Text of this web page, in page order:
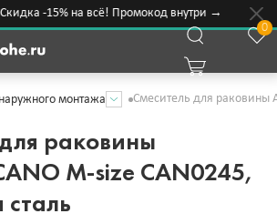
Скидка -15% на всё! Промокод внутри →
0
монтажа Смеситель для раковины
раковины
M-size CAN0245,